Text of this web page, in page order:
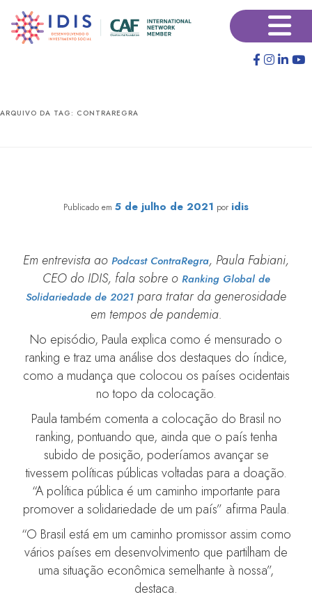
para
para
×
ARQUIVO DA TAG: CONTRAREGRA
Publicado em 5 de julho de 2021 por idis
Em entrevista ao Podcast ContraRegra, Paula Fabiani,
CEO do IDIS, fala sobre o Ranking Global de
Solidariedade de 2021 para tratar da generosidade
em tempos de pandemia.
No episódio, Paula explica como é mensurado o
ranking e traz uma análise dos destaques do índice,
como a mudança que colocou os países ocidentais
no topo da colocação.
Paula também comenta a colocação do Brasil no
ranking, pontuando que, ainda que o país tenha
subido de posição, poderíamos avançar se
tivessem políticas públicas voltadas para a doação.
“A política pública é um caminho importante para
promover a solidariedade de um país” afirma Paula.
“O Brasil está em um caminho promissor assim como
vários países em desenvolvimento que partilham de
uma situação econômica semelhante à nossa”,
destaca.